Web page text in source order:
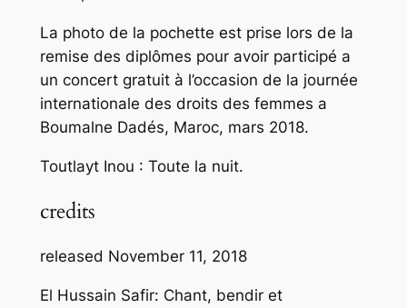
La photo de la pochette est prise lors de la
remise des diplômes pour avoir participé a
un concert gratuit à l’occasion de la journée
internationale des droits des femmes a
Boumalne Dadés, Maroc, mars 2018.
Toutlayt Inou : Toute la nuit.
credits
released November 11, 2018
El Hussain Safir: Chant, bendir et